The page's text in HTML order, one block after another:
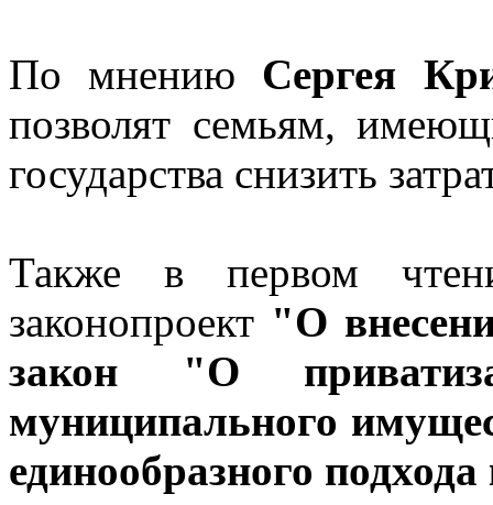
По мнению Сергея
позволят семьям,
государства снизить
Также в первом
законопроект "О
закон "О
муниципального
единообразного